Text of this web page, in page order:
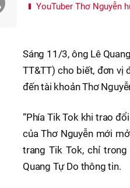
YouTuber Thơ Nguyễn
Sáng 11/3, ông Lê
TT&TT) cho biết, đơn vị
đến tài khoản Thơ
“Phía Tik Tok khi trao
của Thơ Nguyễn mới
trang Tik Tok, chỉ
Quang Tự Do thông tin.